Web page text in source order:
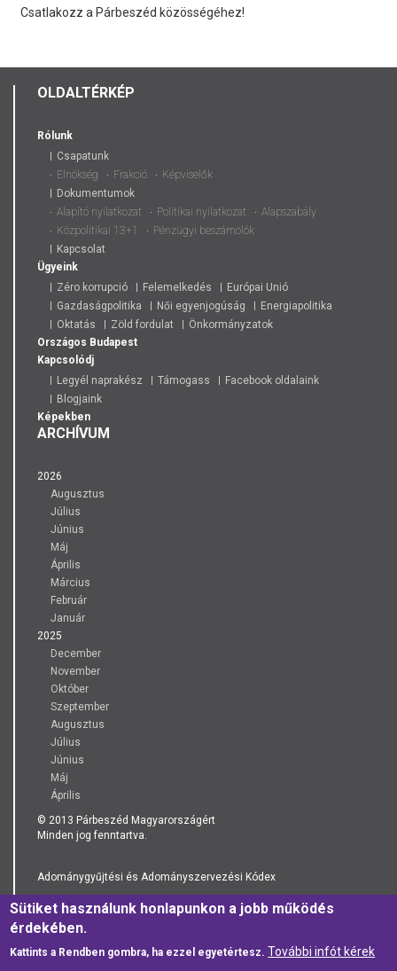
Csatlakozz a Párbeszéd közösségéhez!
OLDALTÉRKÉP
Rólunk
Csapatunk
Elnökség
Frakció
Képviselők
Dokumentumok
Alapító nyilatkozat
Politikai nyilatkozat
Alapszabály
Közpolitikai 13+1
Pénzügyi beszámolók
Kapcsolat
Ügyeink
Zéro korrupció
Felemelkedés
Európai Unió
Gazdaságpolitika
Női egyenjogúság
Energiapolitika
Oktatás
Zöld fordulat
Önkormányzatok
Országos Budapest
Kapcsolódj
Legyél naprakész
Támogass
Facebook oldalaink
Blogjaink
Képekben
ARCHÍVUM
2026
Augusztus
Július
Június
Máj
Április
Március
Február
Január
2025
December
November
Október
Szeptember
Augusztus
Július
Június
Máj
Április
© 2013 Párbeszéd Magyarországért
Minden jog fenntartva.
Adománygyűjtési és Adományszervezési Kódex
Sütiket használunk honlapunkon a jobb működés
érdekében.
Kattints a Rendben gombra, ha ezzel egyetértesz. További infót kérek